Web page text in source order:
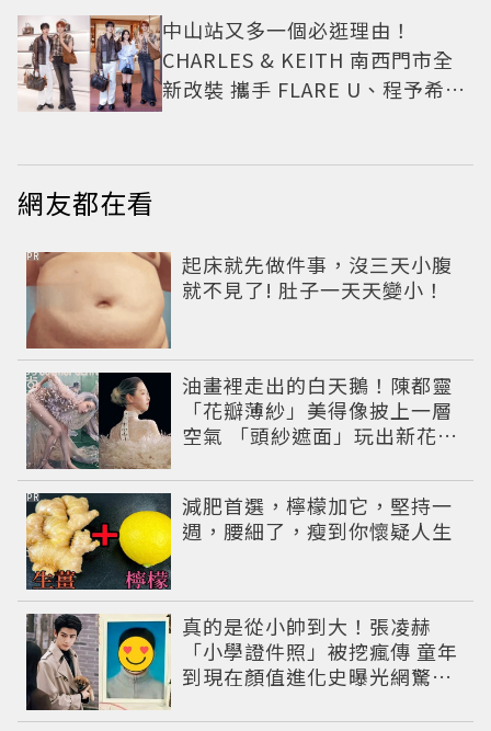
中山站又多一個必逛理由！
CHARLES & KEITH 南西門市全
新改裝 攜手 FLARE U、程予希演
網友都在看
起床就先做件事，沒三天小腹
就不見了! 肚子一天天變小！
PR
油畫裡走出的白天鵝！陳都靈
「花瓣薄紗」美得像披上一層
空氣 「頭紗遮面」玩出新花樣
減肥首選，檸檬加它，堅持一
週，腰細了，瘦到你懷疑人生
PR
真的是從小帥到大！張凌赫
「小學證件照」被挖瘋傳 童年
到現在顏值進化史曝光網驚：